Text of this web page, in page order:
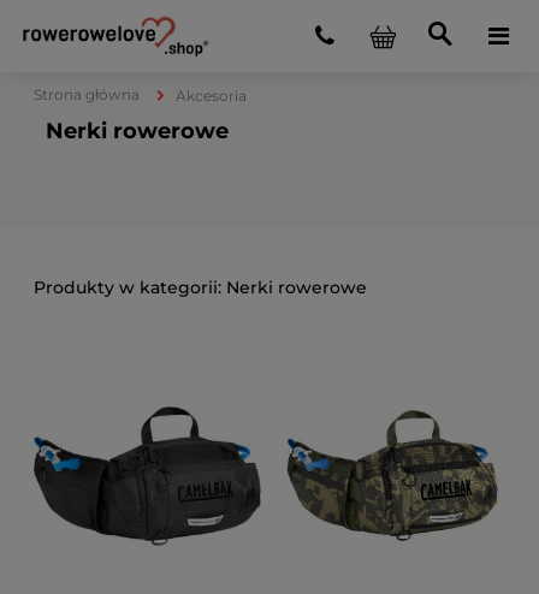
Strona główna Akcesoria
Nerki rowerowe
Nerki rowerowe